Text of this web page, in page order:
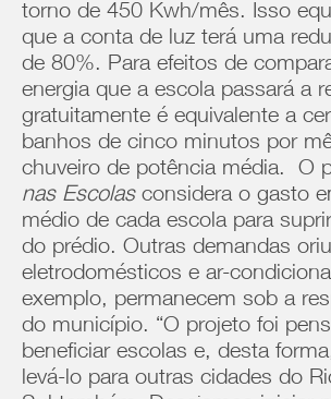
torno de 450 Kwh/mês. Isso
que a conta de luz terá uma
de 80%. Para efeitos de
energia que a escola passará a
gratuitamente é equivalente a
banhos de cinco minutos por
chuveiro de potência média. O
nas Escolas considera o gasto
médio de cada escola para
do prédio. Outras demandas
eletrodomésticos e ar-
exemplo, permanecem sob a
do município. “O projeto foi
beneficiar escolas e, desta
levá-lo para outras cidades do